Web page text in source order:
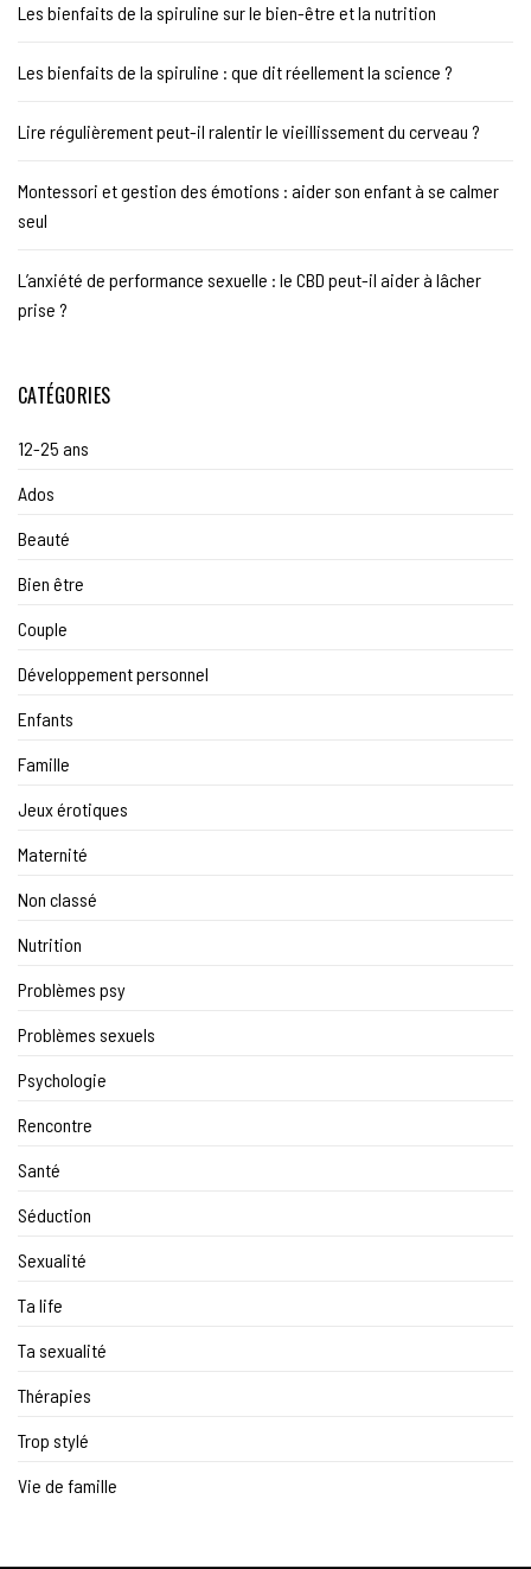
Les bienfaits de la spiruline sur le bien-être et la nutrition
Les bienfaits de la spiruline : que dit réellement la science ?
Lire régulièrement peut-il ralentir le vieillissement du cerveau ?
Montessori et gestion des émotions : aider son enfant à se calmer
seul
L’anxiété de performance sexuelle : le CBD peut-il aider à lâcher
prise ?
CATÉGORIES
12-25 ans
Ados
Beauté
Bien être
Couple
Développement personnel
Enfants
Famille
Jeux érotiques
Maternité
Non classé
Nutrition
Problèmes psy
Problèmes sexuels
Psychologie
Rencontre
Santé
Séduction
Sexualité
Ta life
Ta sexualité
Thérapies
Trop stylé
Vie de famille